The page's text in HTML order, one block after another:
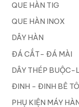
QUE HÀN TIG
QUE HÀN INOX
DÂY HÀN
ĐÁ CẮT- ĐÁ MÀI
DÂY THÉP BUỘC-
ĐINH - ĐINH BÊ
PHỤ KIỆN MÁY